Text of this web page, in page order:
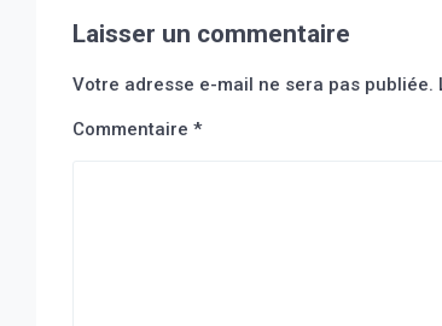
Laisser un commentaire
Votre adresse e-mail ne sera pas publiée.
Commentaire *